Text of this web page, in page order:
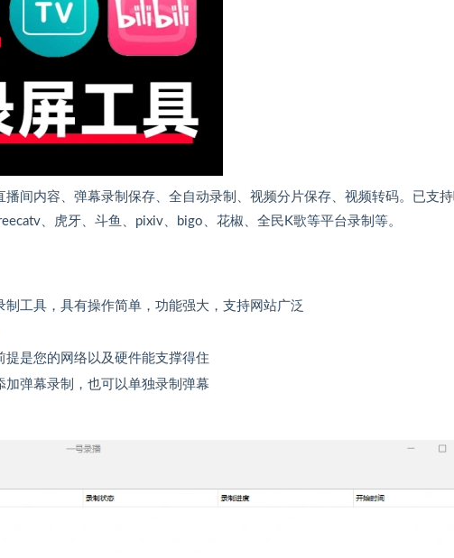
间内容、弹幕录制保存、全自动录制、视频分片保存、视频转码。已支
、虎牙、斗鱼、pixiv、bigo、花椒、全民K歌等平台录制等。
工具，具有操作简单，功能强大，支持网站广泛
是您的网络以及硬件能支撑得住
弹幕录制，也可以单独录制弹幕